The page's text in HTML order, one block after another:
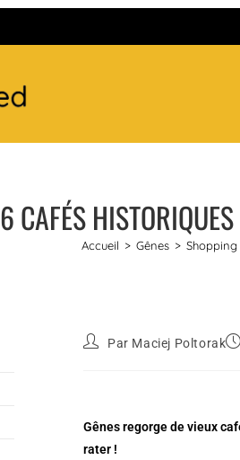
6 CAFÉS
Accueil > Gênes > Shopping
Par Maciej Poltorak
Gênes regorge de vieux
rater !